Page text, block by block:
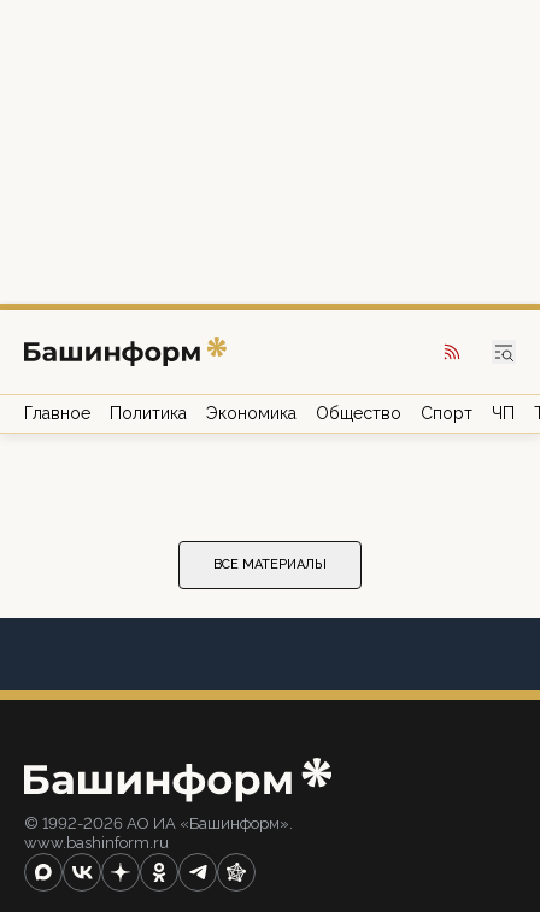
Главное Политика Экономика Общество Спорт ЧП
ВСЕ МАТЕРИАЛЫ
© 1992-2026 АО ИА «Башинформ».
www.bashinform.ru